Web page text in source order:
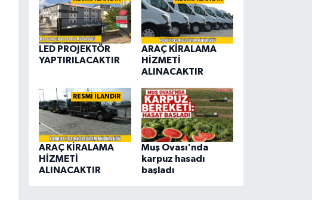
LED PROJEKTÖR
YAPTIRILACAKTIR
ARAÇ KİRALAMA
HİZMETİ
ALINACAKTIR
RESMİ İLANDIR
ARAÇ KİRALAMA
HİZMETİ
ALINACAKTIR
Muş Ovası'nda
karpuz hasadı
başladı